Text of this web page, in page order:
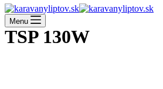
Menu
TSP 130W